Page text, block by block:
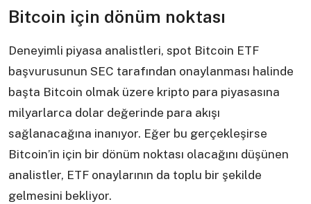
Bitcoin için dönüm noktası
Deneyimli piyasa analistleri, spot Bitcoin ETF
başvurusunun SEC tarafından onaylanması halinde
başta Bitcoin olmak üzere kripto para piyasasına
milyarlarca dolar değerinde para akışı
sağlanacağına inanıyor. Eğer bu gerçekleşirse
Bitcoin’in için bir dönüm noktası olacağını düşünen
analistler, ETF onaylarının da toplu bir şekilde
gelmesini bekliyor.